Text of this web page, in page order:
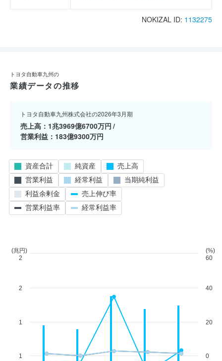
NOKIZAL ID: 1132275
トヨタ自動車九州の
業績データの推移
トヨタ自動車九州株式会社の2026年3月期
売上高
1兆3969億6700万円
営業利益
183億9300万円
1
1
2
(兆円)
2
0
20
40
(%)
60
資産合計 純資産
売上高
営業利益
経常利益
当期純利益
利益余剰金
売上伸び率
営業利益率
経常利益率